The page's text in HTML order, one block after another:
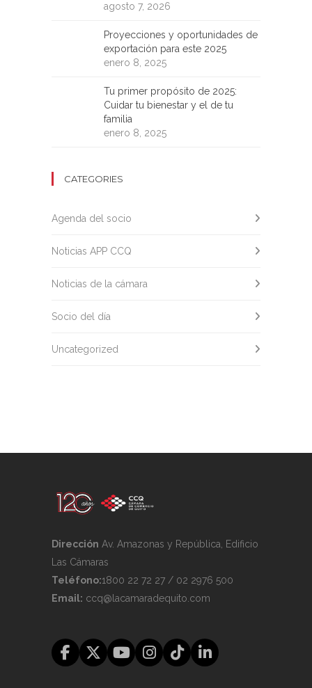
agosto 7, 2026
Proyecciones y oportunidades de
exportación para este 2025
enero 8, 2025
Tu primer propósito de 2025:
Cuidar tu bienestar y el de tu
familia
enero 8, 2025
CATEGORIES
Agenda del socio
Noticias APP CCQ
Noticias de la cámara
Socio del día
Uncategorized
Dirección Av. Amazonas y República, Edificio
Las Cámaras
Teléfono:1800 22 72 27 / 02 2976 500
Email: ccq@lacamaradequito.com